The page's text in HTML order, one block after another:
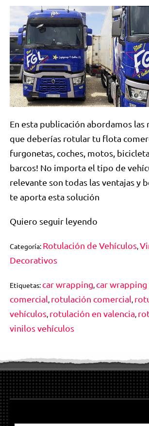
En esta publicación abordamos las
que deberías rotular tu flota
furgonetas, coches, motos,
barcos! No importa el tipo de
relevante son todas las ventajas y
te aporta esta solución
Quiero seguir leyendo
Categoría: Rotulación de Vehículos,
Decorativos
Etiquetas: car wrapping, car wrapping
comercial, rotulación comercial,
vehículos, rotulación en valencia,
vinilos vehículos